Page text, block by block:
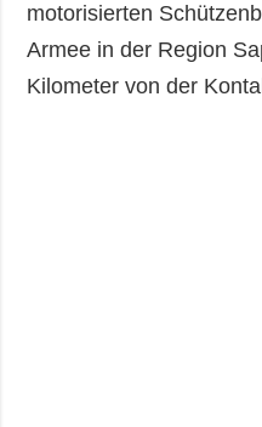
motorisierten
Armee in der Region
Kilometer von der